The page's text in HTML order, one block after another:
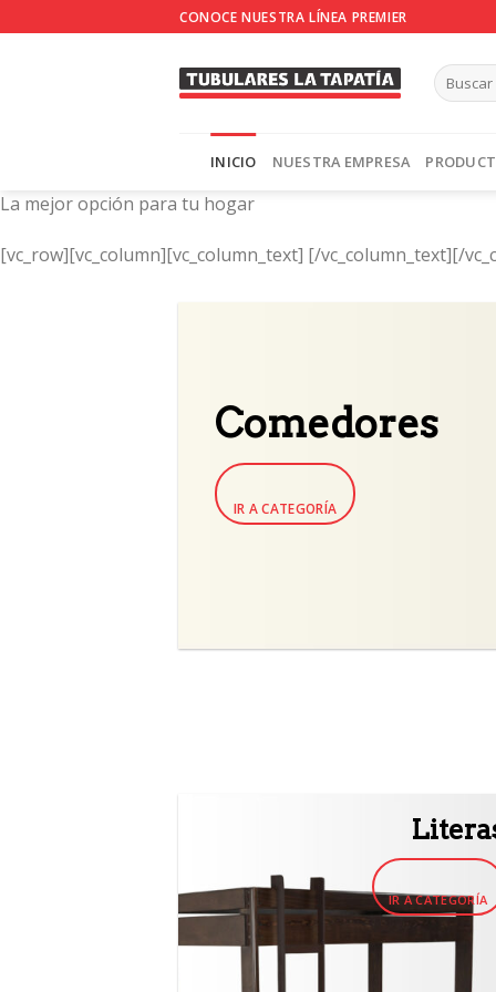
to
CONOCE NUESTRA LÍNEA PREMIER
INICIO NUESTRA EMPRESA
La mejor opción para tu hogar
[vc_row][vc_column][vc_column_text] [/vc_column_text][/
Comedores
IR A CATEGORÍA
IR A CATEGORÍA